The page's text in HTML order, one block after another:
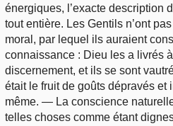
énergiques, l’exacte description
tout entière. Les Gentils n’ont
moral, par lequel ils auraient
connaissance : Dieu les a livrés
discernement, et ils se sont
était le fruit de goûts dépravés et
même. — La conscience
telles choses comme étant